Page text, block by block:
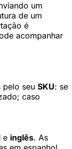
um
de um
é
acompanhar
pelo seu SKU: se
caso
e inglês. As